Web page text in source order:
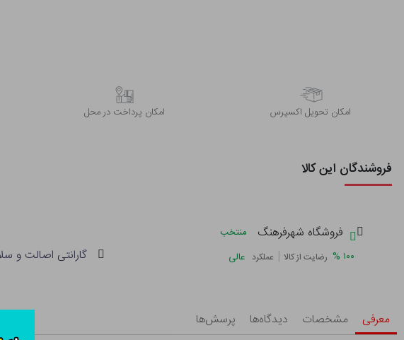
اﻣﮑﺎن ﺗﺤﻮﯾﻞ اﮐﺴﭙﺮس امکان پرداخت در محل
فروشندگان این کالا
فروشگاه شهرفرهنگ
منتخب
۱۰۰ % رضایت از کالا | عملکرد عالی گارانتی اصالت و
معرفی مشخصات دیدگاه‌ها پرسش‌ها